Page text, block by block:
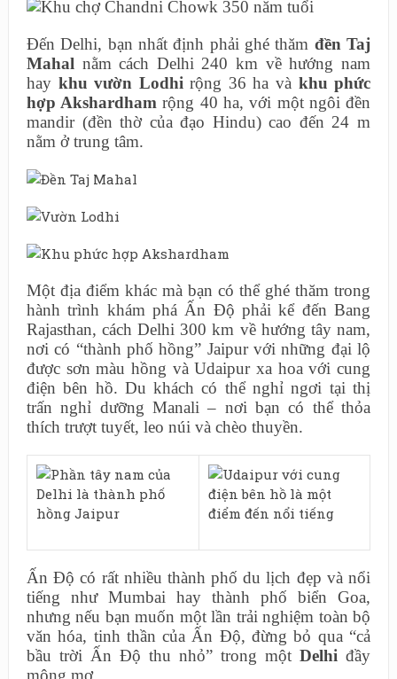
Đến Delhi, bạn nhất định phải ghé thăm đềnTaj
Mahal nằm cách Delhi 240 km về hướng nam
hay khu vườn Lodhi rộng 36 ha và khu phức
hợp Akshardham rộng 40 ha, với một ngôi đền
mandir (đền thờ của đạo Hindu) cao đến 24 m
nằm ở trung tâm.
Một địa điểm khác mà bạn có thể ghé thăm trong
hành trình khám phá Ấn Độ phải kể đến Bang
Rajasthan, cách Delhi 300 km về hướng tây nam,
nơi có “thành phố hồng” Jaipur với những đại lộ
được sơn màu hồng và Udaipur xa hoa với cung
điện bên hồ. Du khách có thể nghỉ ngơi tại thị
trấn nghỉ dưỡng Manali – nơi bạn có thể thỏa
thích trượt tuyết, leo núi và chèo thuyền.
Ấn Độ có rất nhiều thành phố du lịch đẹp và nổi
tiếng như Mumbai hay thành phố biển Goa,
nhưng nếu bạn muốn một lần trải nghiệm toàn bộ
văn hóa, tinh thần của Ấn Độ, đừng bỏ qua “cả
bầu trời Ấn Độ thu nhỏ” trong mộtDelhi đầy
mộng mơ.